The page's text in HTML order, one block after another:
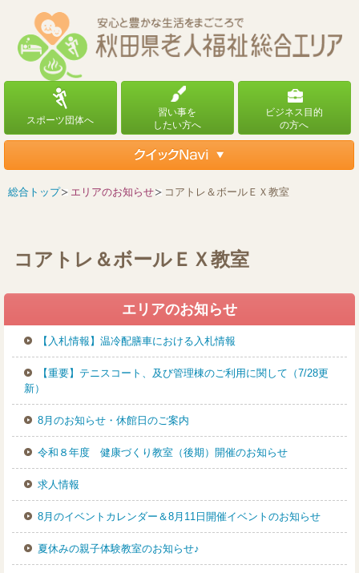
コアトレ＆ボールＥＸ教室
総合トップ エリアのお知らせ コアトレ＆ボールＥＸ教室
エリアのお知らせ
【入札情報】温冷配膳車における入札情報
【重要】テニスコート、及び管理棟のご利用に関して（7/28更
新）
8月のお知らせ・休館日のご案内
令和８年度 健康づくり教室（後期）開催のお知らせ
求人情報
8月のイベントカレンダー＆8月11日開催イベントのお知らせ
夏休みの親子体験教室のお知らせ♪